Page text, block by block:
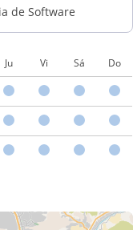
de Software
Ju Vi Sá Do